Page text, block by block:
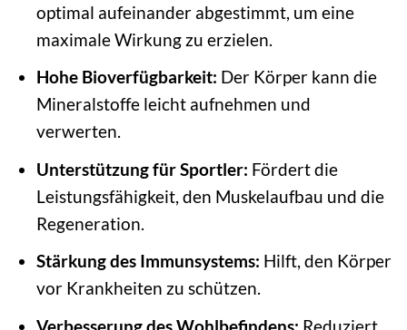
optimal aufeinander abgestimmt, um eine
maximale Wirkung zu erzielen.
Hohe Bioverfügbarkeit: Der Körper kann die
Mineralstoffe leicht aufnehmen und
verwerten.
Unterstützung für Sportler: Fördert die
Leistungsfähigkeit, den Muskelaufbau und die
Regeneration.
Stärkung des Immunsystems: Hilft, den Körper
vor Krankheiten zu schützen.
Verbesserung des Wohlbefindens: Reduziert